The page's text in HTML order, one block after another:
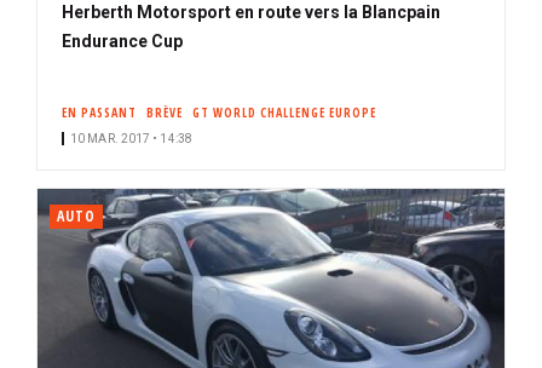
Herberth Motorsport en route vers la Blancpain
Endurance Cup
EN PASSANT BRÈVE GT WORLD CHALLENGE EUROPE
10 MAR. 2017 • 14:38
AUTO